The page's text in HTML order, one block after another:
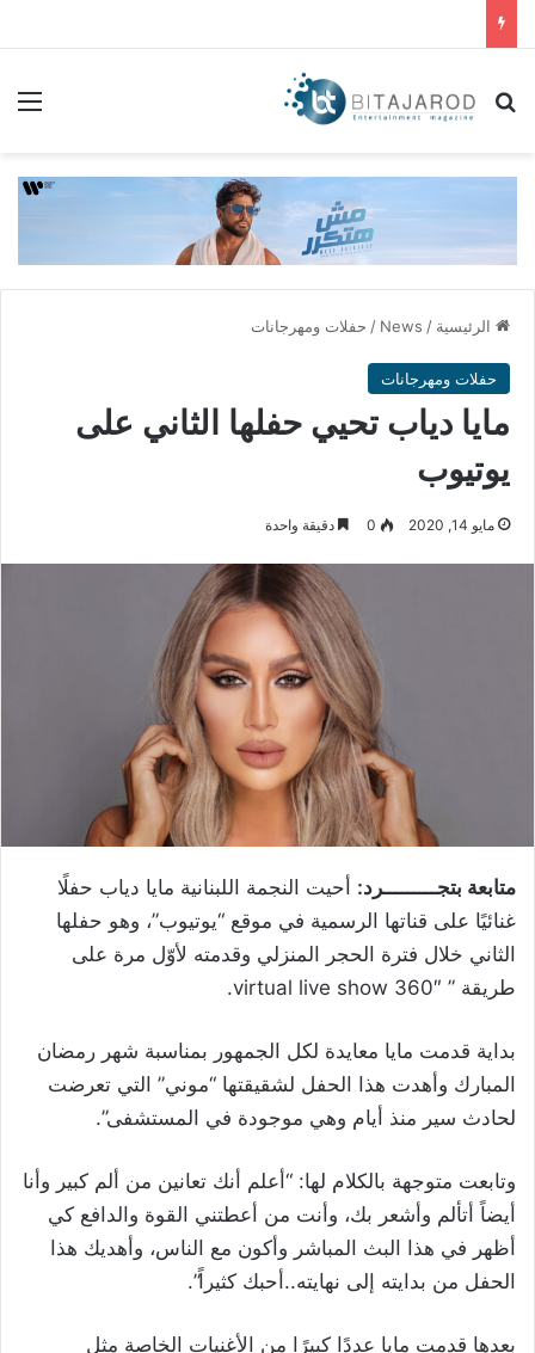
بحث عن
الرئيسية /
News
/ حفلات ومهرجانات
حفلات ومهرجانات
مايا دياب تحيي حفلها الثاني على
يوتيوب
مايو 14, 2020 0 دقيقة واحدة
متابعة بتجـــــــــرد: أحيت النجمة اللبنانية مايا دياب حفلًا
غنائيًا على قناتها الرسمية في موقع “يوتيوب”، وهو حفلها
الثاني خلال فترة الحجر المنزلي وقدمته لأوّل مرة على
طريقة ” virtual live show 360″.
بداية قدمت مايا معايدة لكل الجمهور بمناسبة شهر رمضان
المبارك وأهدت هذا الحفل لشقيقتها “موني” التي تعرضت
لحادث سير منذ أيام وهي موجودة في المستشفى”.
وتابعت متوجهة بالكلام لها: “أعلم أنك تعانين من ألم كبير وأنا
أيضاً أتألم وأشعر بك، وأنت من أعطتني القوة والدافع كي
أظهر في هذا البث المباشر وأكون مع الناس، وأهديك هذا
الحفل من بدايته إلى نهايته..أحبك كثيراً”.
بعدها قدمت مايا عددًا كبيرًا من الأغنيات الخاصة مثل